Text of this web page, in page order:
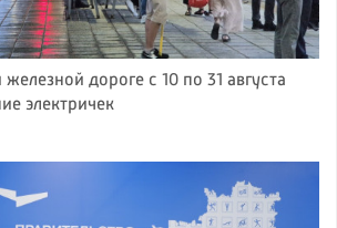
дороге с 10 по 31 августа
электричек